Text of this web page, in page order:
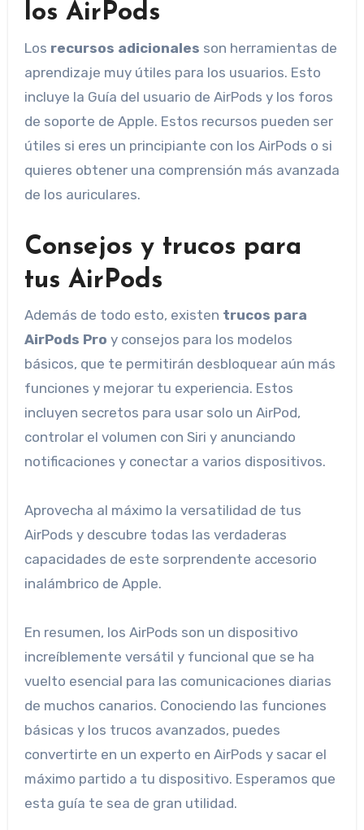
los AirPods
Los recursos adicionales son herramientas de
aprendizaje muy útiles para los usuarios. Esto
incluye la Guía del usuario de AirPods y los foros
de soporte de Apple. Estos recursos pueden ser
útiles si eres un principiante con los AirPods o si
quieres obtener una comprensión más avanzada
de los auriculares.
Consejos y trucos para
tus AirPods
Además de todo esto, existen trucos para
AirPods Pro y consejos para los modelos
básicos, que te permitirán desbloquear aún más
funciones y mejorar tu experiencia. Estos
incluyen secretos para usar solo un AirPod,
controlar el volumen con Siri y anunciando
notificaciones y conectar a varios dispositivos.
Aprovecha al máximo la versatilidad de tus
AirPods y descubre todas las verdaderas
capacidades de este sorprendente accesorio
inalámbrico de Apple.
En resumen, los AirPods son un dispositivo
increíblemente versátil y funcional que se ha
vuelto esencial para las comunicaciones diarias
de muchos canarios. Conociendo las funciones
básicas y los trucos avanzados, puedes
convertirte en un experto en AirPods y sacar el
máximo partido a tu dispositivo. Esperamos que
esta guía te sea de gran utilidad.